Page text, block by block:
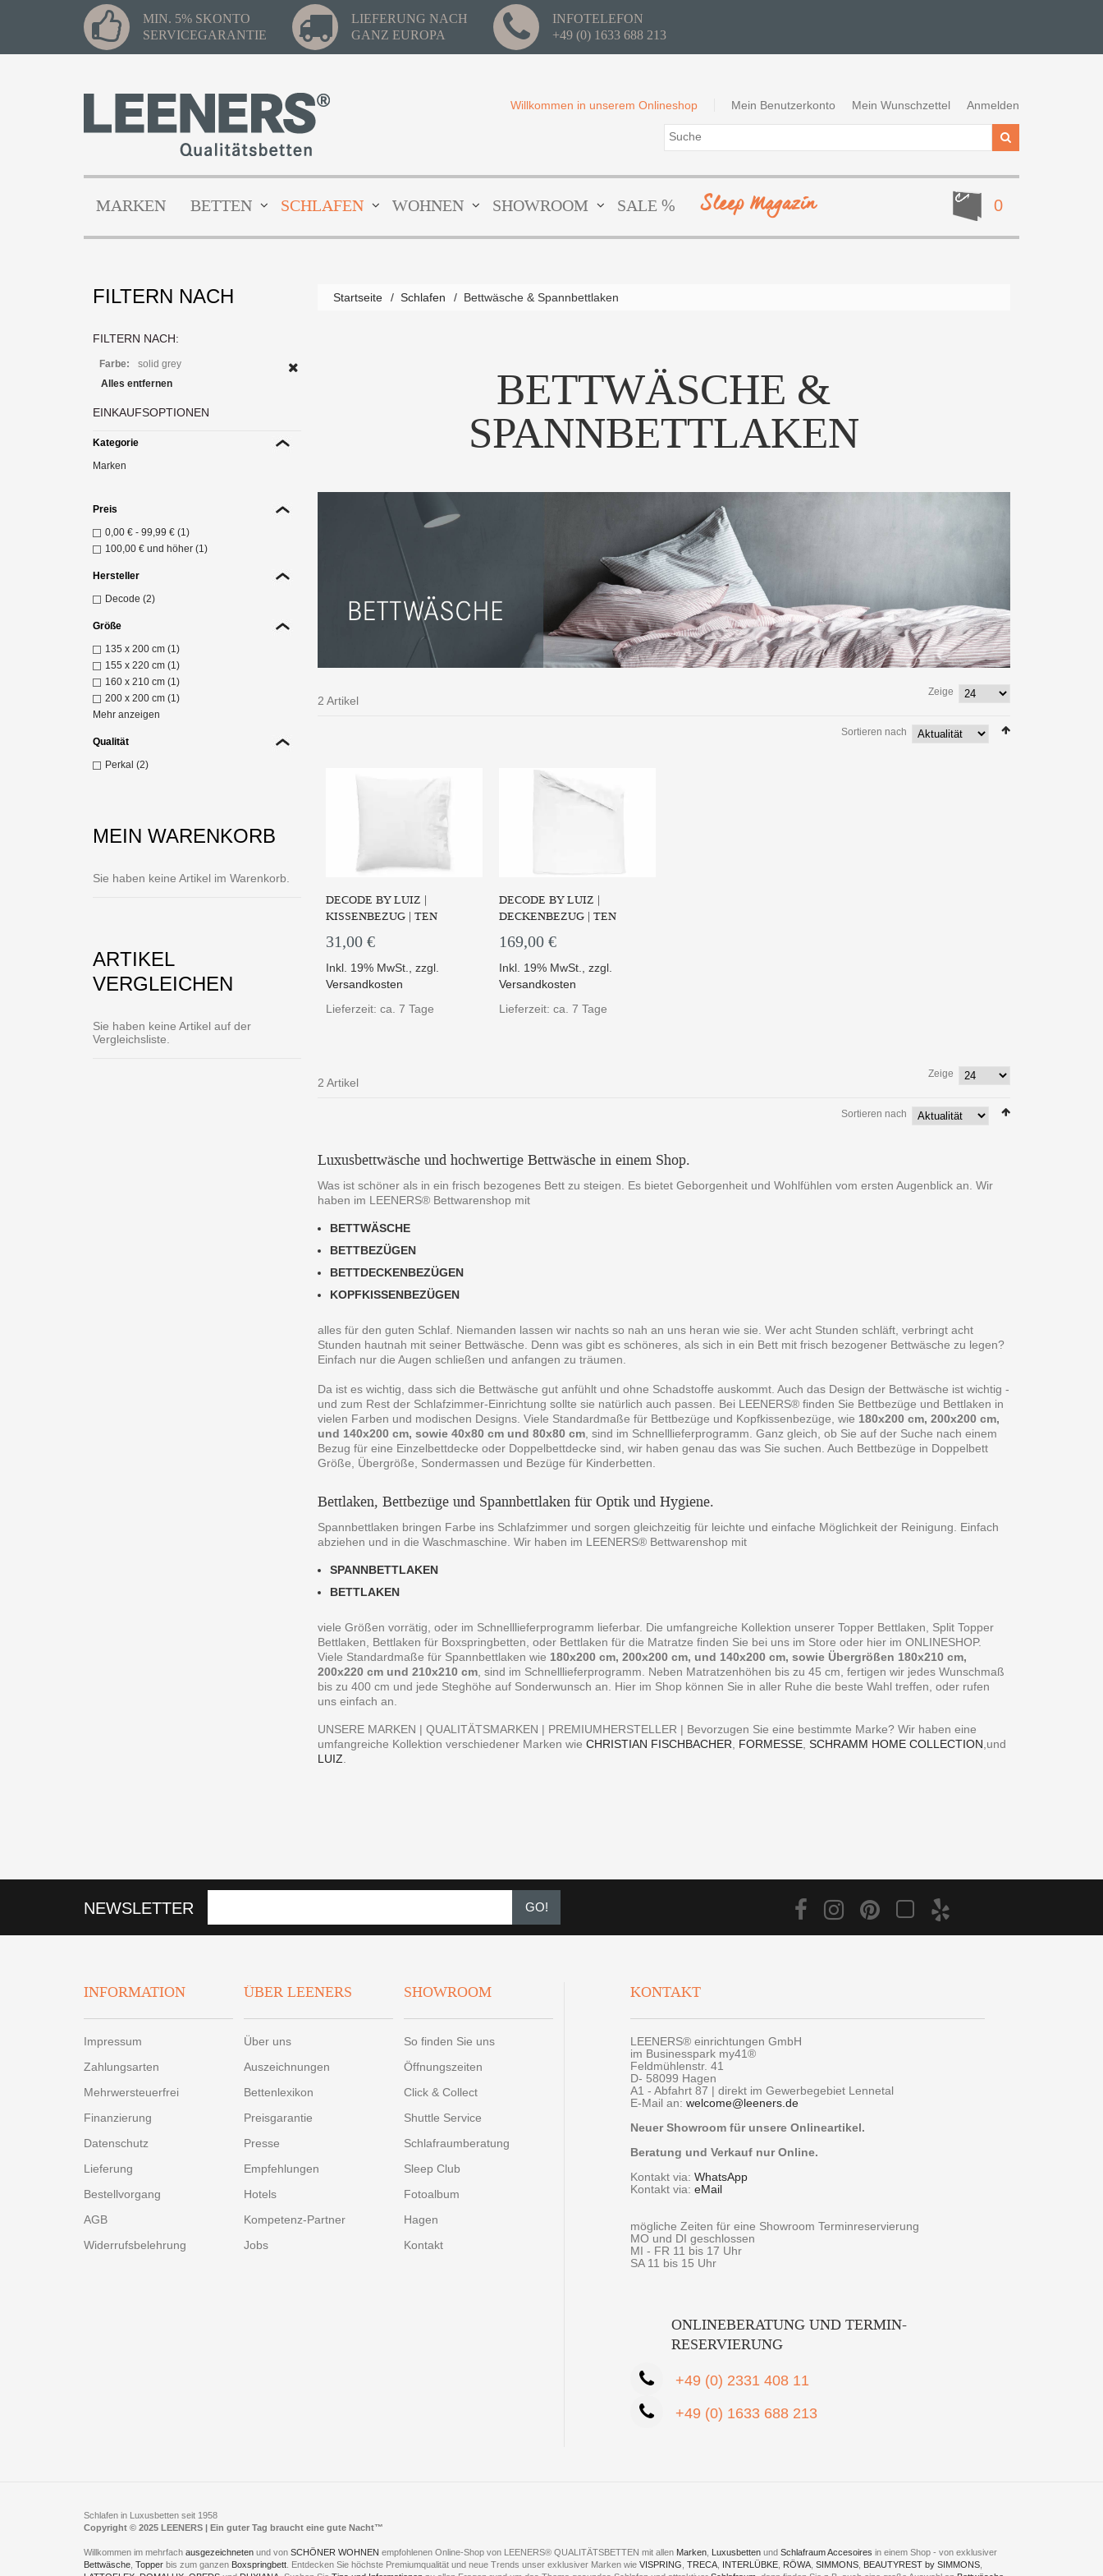
MIN. 5% SKONTO
SERVICEGARANTIE
LIEFERUNG NACH
GANZ EUROPA
INFOTELEFON
+49 (0) 1633 688 213
Mein Benutzerkonto Mein Wunschzettel Anmelden
Willkommen in unserem Onlineshop
0
MARKEN BETTEN SCHLAFEN WOHNEN SHOWROOM SALE % Sleep Magazin
Startseite / Schlafen / Bettwäsche & Spannbettlaken
BETTWÄSCHE &
SPANNBETTLAKEN
2 Artikel
Zeige
Sortieren nach
DECODE BY LUIZ |
KISSENBEZUG | TEN
31,00 €
Inkl. 19% MwSt.,zzgl.
Versandkosten
Lieferzeit: ca. 7 Tage
DECODE BY LUIZ |
DECKENBEZUG | TEN
169,00 €
Inkl. 19% MwSt., zzgl.
Versandkosten
Lieferzeit: ca. 7 Tage
Die Bettwäsche "ten" aus
2 Artikel
Zeige
Sortieren nach
Luxusbettwäsche und hochwertige Bettwäsche in einem Shop.
Was ist schöner als in ein frisch bezogenes Bett zu steigen. Es bietet Geborgenheit und Wohlfühlen vom ersten Augenblick an. Wir
haben im LEENERS® Bettwarenshop mit
BETTWÄSCHE
BETTBEZÜGEN
BETTDECKENBEZÜGEN
KOPFKISSENBEZÜGEN
alles für den guten Schlaf. Niemanden lassen wir nachts so nah an uns heran wie sie. Wer acht Stunden schläft, verbringt acht
Stunden hautnah mit seiner Bettwäsche. Denn was gibt es schöneres, als sich in ein Bett mit frisch bezogener Bettwäsche zu legen?
Einfach nur die Augen schließen und anfangen zu träumen.
Da ist es wichtig, dass sich die Bettwäsche gut anfühlt und ohne Schadstoffe auskommt. Auch das Design der Bettwäsche ist wichtig -
und zum Rest der Schlafzimmer-Einrichtung sollte sie natürlich auch passen. Bei LEENERS® finden Sie Bettbezüge und Bettlaken in
vielen Farben und modischen Designs. Viele Standardmaße für Bettbezüge und Kopfkissenbezüge, wie 180x200 cm, 200x200 cm,
und 140x200 cm, sowie 40x80 cm und 80x80 cm, sind im Schnelllieferprogramm. Ganz gleich, ob Sie auf der Suche nach einem
Bezug für eine Einzelbettdecke oder Doppelbettdecke sind, wir haben genau das was Sie suchen. Auch Bettbezüge in Doppelbett
Größe, Übergröße, Sondermassen und Bezüge für Kinderbetten.
Bettlaken, Bettbezüge und Spannbettlaken für Optik und Hygiene.
Spannbettlaken bringen Farbe ins Schlafzimmer und sorgen gleichzeitig für leichte und einfache Möglichkeit der Reinigung. Einfach
abziehen und in die Waschmaschine. Wir haben im LEENERS® Bettwarenshop mit
SPANNBETTLAKEN
BETTLAKEN
viele Größen vorrätig, oder im Schnelllieferprogramm lieferbar. Die umfangreiche Kollektion unserer Topper Bettlaken, Split Topper
Bettlaken, Bettlaken für Boxspringbetten, oder Bettlaken für die Matratze finden Sie bei uns im Store oder hier im ONLINESHOP.
Viele Standardmaße für Spannbettlaken wie 180x200 cm, 200x200 cm, und 140x200 cm, sowie Übergrößen 180x210 cm,
200x220 cm und 210x210 cm, sind im Schnelllieferprogramm. Neben Matratzenhöhen bis zu 45 cm, fertigen wir jedes Wunschmaß
bis zu 400 cm und jede Steghöhe auf Sonderwunsch an. Hier im Shop können Sie in aller Ruhe die beste Wahl treffen, oder rufen
uns einfach an.
UNSERE MARKEN | QUALITÄTSMARKEN | PREMIUMHERSTELLER | Bevorzugen Sie eine bestimmte Marke? Wir haben eine
umfangreiche Kollektion verschiedener Marken wieCHRISTIAN FISCHBACHER, FORMESSE,SCHRAMM HOME COLLECTION,und
LUIZ.
FILTERN NACH
FILTERN NACH:
Farbe:
solid grey
Alles entfernen
EINKAUFSOPTIONEN
Kategorie
Marken
Preis
0,00 € -99,99 € (1)
100,00 € und höher (1)
Hersteller
Decode (2)
Größe
135 x 200 cm (1)
155 x 220 cm (1)
160 x 210 cm (1)
200 x 200 cm (1)
Mehr anzeigen
Qualität
Perkal (2)
MEIN WARENKORB
Sie haben keine Artikel im Warenkorb.
ARTIKEL
VERGLEICHEN
Sie haben keine Artikel auf der
Vergleichsliste.
NEWSLETTER GO!
INFORMATION
Impressum
Zahlungsarten
Mehrwersteuerfrei
Finanzierung
Datenschutz
Lieferung
Bestellvorgang
AGB
Widerrufsbelehrung
ÜBER LEENERS
Über uns
Auszeichnungen
Bettenlexikon
Preisgarantie
Presse
Empfehlungen
Hotels
Kompetenz-Partner
Jobs
SHOWROOM
So finden Sie uns
Öffnungszeiten
Click & Collect
Shuttle Service
Schlafraumberatung
Sleep Club
Fotoalbum
Hagen
Kontakt
KONTAKT
LEENERS® einrichtungen GmbH
im Businesspark my41®
Feldmühlenstr. 41
D- 58099 Hagen
A1 - Abfahrt 87 | direkt im Gewerbegebiet Lennetal
E-Mail an: welcome@leeners.de
Neuer Showroom für unsere Onlineartikel.
Beratung und Verkauf nur Online.
Kontakt via: WhatsApp
Kontakt via: eMail
mögliche Zeiten für eine Showroom Terminreservierung
MO und DI geschlossen
MI - FR 11 bis 17 Uhr
SA 11 bis 15 Uhr
ONLINEBERATUNG UND TERMIN-
RESERVIERUNG
+49 (0) 2331 408 11
+49 (0) 1633 688 213
Schlafen in Luxusbetten seit 1958
Copyright © 2025 LEENERS | Ein guter Tag braucht eine gute Nacht™
Willkommen im mehrfach ausgezeichneten und von SCHÖNER WOHNEN empfohlenen Online-Shop von LEENERS® QUALITÄTSBETTEN mit allen Marken Luxusbetten und Schlafraum Accesoires in einem Shop - von exklusiver
Bettwäsche Topper bis zum ganzen Boxspringbett . Entdecken Sie höchste Premiumqualität und neue Trends unser exklusiver Marken wie VISPRING TRECA INTERLÜBKE RÖWA SIMMONS BEAUTYREST by SIMMONS